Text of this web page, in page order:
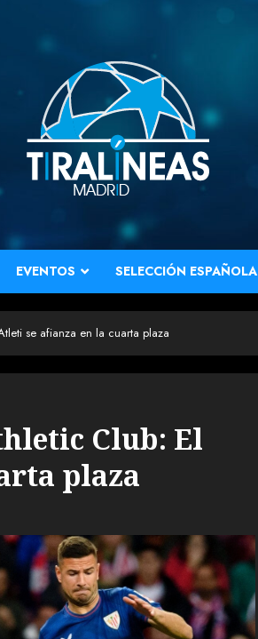
EVENTOS SELECCIÓN ESPAÑOLA
se afianza en la cuarta plaza
Club: El
plaza